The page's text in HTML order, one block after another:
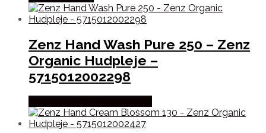
Zenz Hand Wash Pure 250 – Zenz
Organic Hudpleje –
5715012002298